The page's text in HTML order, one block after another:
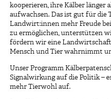
kooperieren, ihre Kälber länger
aufwachsen. Das ist gut für die
Landwirt:innen mehr Freude
zu ermöglichen, unterstützen
fördern wir eine
Mensch und Tier wahrnimmt
Unser Programm
Signalwirkung auf die Politik –
mehr Tierwohl auf.